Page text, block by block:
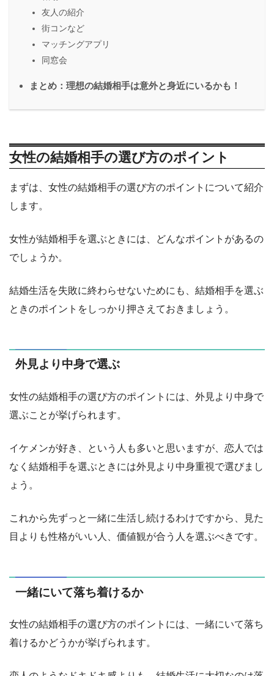
友人の紹介
街コンなど
マッチングアプリ
同窓会
まとめ：理想の結婚相手は意外と身近にいるかも！
女性の結婚相手の選び方のポイント
まずは、女性の結婚相手の選び方のポイントについて紹介
します。
女性が結婚相手を選ぶときには、どんなポイントがあるの
でしょうか。
結婚生活を失敗に終わらせないためにも、結婚相手を選ぶ
ときのポイントをしっかり押さえておきましょう。
外見より中身で選ぶ
女性の結婚相手の選び方のポイントには、外見より中身で
選ぶことが挙げられます。
イケメンが好き、という人も多いと思いますが、恋人では
なく結婚相手を選ぶときには外見より中身重視で選びまし
ょう。
これから先ずっと一緒に生活し続けるわけですから、見た
目よりも性格がいい人、価値観が合う人を選ぶべきです。
一緒にいて落ち着けるか
女性の結婚相手の選び方のポイントには、一緒にいて落ち
着けるかどうかが挙げられます。